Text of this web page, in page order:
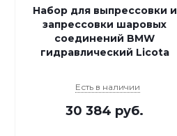
Набор для выпрессовки и
запрессовки шаровых
соединений BMW
гидравлический Licota
Есть в наличии
30 384 руб.